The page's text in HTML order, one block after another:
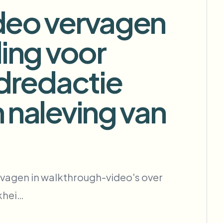
Government Agency Advertising Agency
Achtergrondverwijdering in bulk
Dedicated pipeline voor
achtergrondverwijdering
vervagen
voor
van
in walkthrough-video's over